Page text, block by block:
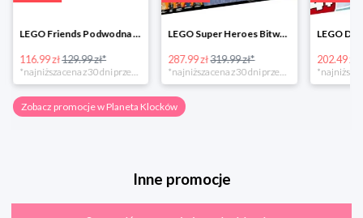
LEGO Friends Podwodna Frajda w super cenie
116.99 zł129.99 zł*
LEGO Super Heroes Bitwa powietrzna w super cenie
287.99 zł319.99 zł* 202.49 zł
Zobacz promocje w Planeta Klocków
Inne promocje